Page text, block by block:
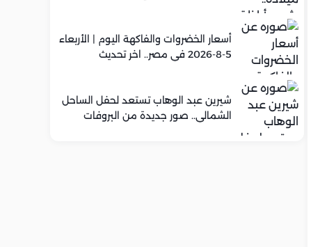
أسعار الخضروات والفاكهة اليوم | الأربعاء
5-8-2026 في مصر.. اخر تحديث
شيرين عبد الوهاب تستعد لحفل الساحل
الشمالي.. صور جديدة من البروفات